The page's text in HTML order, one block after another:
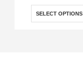
SELECT OPTIONS